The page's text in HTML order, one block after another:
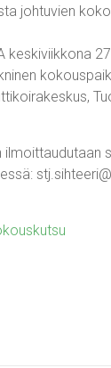
johtuvien
keskiviikkona
ilmoittaudutaan